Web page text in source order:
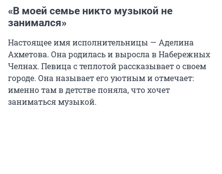
«В моей семье никто музыкой не
занимался»
Настоящее имя исполнительницы — Аделина
Ахметова. Она родилась и выросла в Набережных
Челнах. Певица с теплотой рассказывает о своем
городе. Она называет его уютным и отмечает:
именно там в детстве поняла, что хочет
заниматься музыкой.